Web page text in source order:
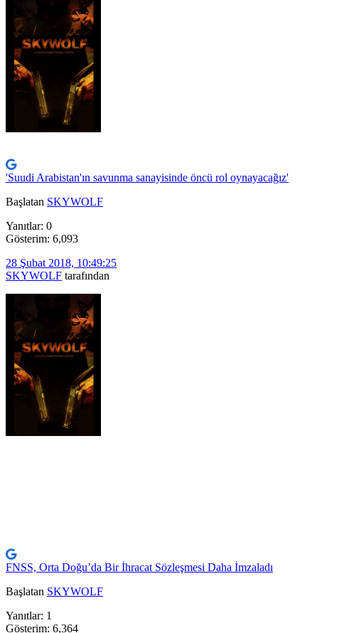
'Suudi Arabistan'ın savunma sanayisinde öncü rol oynayacağız'
Başlatan SKYWOLF
Yanıtlar: 0
Gösterim: 6,093
28 Şubat 2018, 10:49:25
SKYWOLF tarafından
FNSS, Orta Doğu’da Bir İhracat Sözleşmesi Daha İmzaladı
Başlatan SKYWOLF
Yanıtlar: 1
Gösterim: 6,364